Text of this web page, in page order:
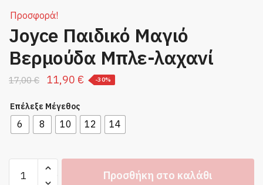
Προσφορά!
Joyce Παιδικό Μαγιό
Βερμούδα Μπλε-λαχανί
17,00€
Original
was:
17,00 €.
11,90 €Η
είναι:
-30%
Επέλεξε Μέγεθος
6 8 10 12 14
Παιδικό
Προσθήκη στο καλάθι